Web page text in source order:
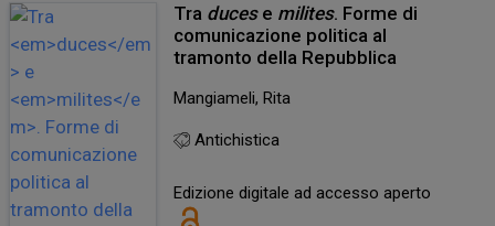
Tra ducese milites. Forme di
comunicazione politica al
tramonto della Repubblica
Mangiameli, Rita
Antichistica
Edizione digitale ad accesso aperto